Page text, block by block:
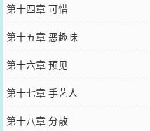
第十四章 可惜
第十五章 恶趣味
第十六章 预见
第十七章 手艺人
第十八章 分散